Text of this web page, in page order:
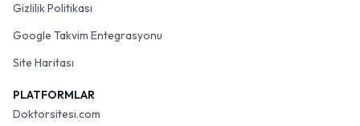
Gizlilik Politikası
Google Takvim Entegrasyonu
Site Haritası
PLATFORMLAR
Doktorsitesi.com